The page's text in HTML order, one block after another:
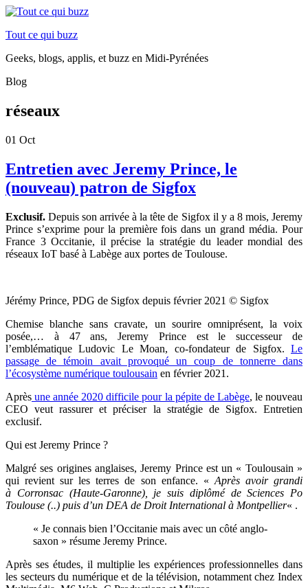
Tout ce qui buzz
Geeks, blogs, applis, et buzz en Midi-Pyrénées
Blog
réseaux
01 Oct
Entretien avec Jeremy Prince, le
(nouveau) patron de Sigfox
Exclusif. Depuis son arrivée à la tête de Sigfox il y a 8 mois, Jeremy
Prince s’exprime pour la première fois dans un grand média. Pour
France 3 Occitanie, il précise la stratégie du leader mondial des
réseaux IoT basé à Labège aux portes de Toulouse.
Jérémy Prince, PDG de Sigfox depuis février 2021 © Sigfox
Chemise blanche sans cravate, un sourire omniprésent, la voix
posée,… à 47 ans, Jeremy Prince est le successeur de
l’emblématique Ludovic Le Moan, co-fondateur de Sigfox. Le
passage de témoin avait provoqué un coup de tonnerre dans
l’écosystème numérique toulousain en février 2021.
Après une année 2020 difficile pour la pépite de Labège, le nouveau
CEO veut rassurer et préciser la stratégie de Sigfox. Entretien
exclusif.
Qui est Jeremy Prince ?
Malgré ses origines anglaises, Jeremy Prince est un « Toulousain »
qui revient sur les terres de son enfance. « Après avoir grandi
à Corronsac (Haute-Garonne), je suis diplômé deSciences Po
Toulouse (..) puis d’un DEA de Droit International à Montpellier« .
« Je connais bien l’Occitanie mais avec un côté anglo-
saxon » résume Jeremy Prince.
Après ses études, il multiplie les expériences professionnelles dans
les secteurs du numérique et de la télévision, notamment chez Index